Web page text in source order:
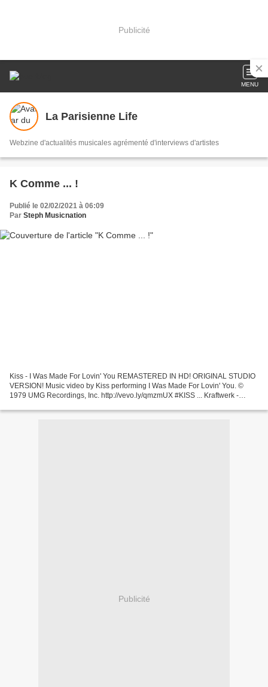
Publicité
MENU
La Parisienne Life
Webzine d'actualités musicales agrémenté d'interviews d'artistes
K Comme ... !
Publié le 02/02/2021 à 06:09
Par Steph Musicnation
Kiss - I Was Made For Lovin' You REMASTERED IN HD! ORIGINAL STUDIO
VERSION! Music video by Kiss performing I Was Made For Lovin' You. ©
1979 UMG Recordings, Inc. http://vevo.ly/qmzmUX #KISS ... Kraftwerk -
Publicité